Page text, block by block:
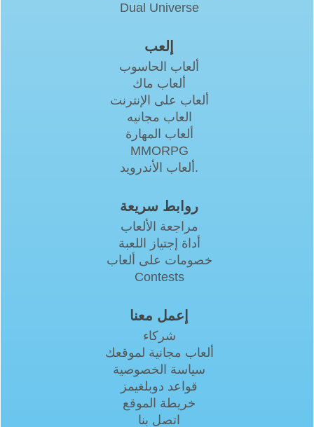
Dual Universe
إلعب
ألعاب الحاسوب
ألعاب ماك
ألعاب على الإنترنت
العاب مجانيه
ألعاب المهارة
MMORPG
ألعاب الأندرويد.
روابط سريعة
مراجعة الألعاب
أداة إجتياز اللعبة
خصومات على ألعاب
Contests
إعمل معنا
شركاء
ألعاب مجانية لموقعك
سياسة الخصوصية
قواعد دوبلغيمز
خريطة الموقع
اتصل بنا